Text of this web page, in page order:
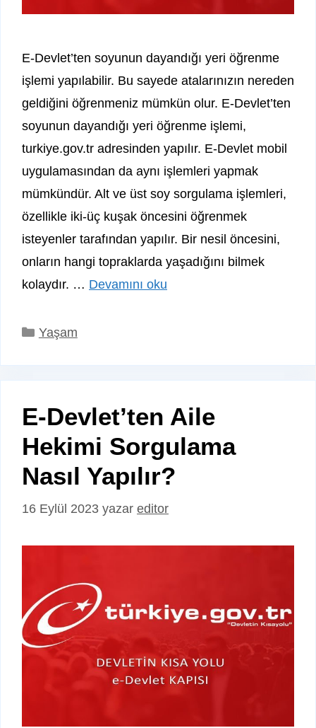
E-Devlet’ten soyunun dayandığı yeri öğrenme
işlemi yapılabilir. Bu sayede atalarınızın nereden
geldiğini öğrenmeniz mümkün olur. E-Devlet’ten
soyunun dayandığı yeri öğrenme işlemi,
turkiye.gov.tr adresinden yapılır. E-Devlet mobil
uygulamasından da aynı işlemleri yapmak
mümkündür. Alt ve üst soy sorgulama işlemleri,
özellikle iki-üç kuşak öncesini öğrenmek
isteyenler tarafından yapılır. Bir nesil öncesini,
onların hangi topraklarda yaşadığını bilmek
kolaydır. … Devamını oku
Kategoriler
Yaşam
E-Devlet’ten Aile
Hekimi Sorgulama
Nasıl Yapılır?
16 Eylül 2023 yazar editor